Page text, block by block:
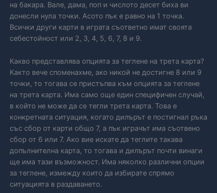
на бакара. Вале, дама, поп и числото десет биха ви
донесли нула точки. Асото пък е равно на 1 точка.
Всички други карти в играта съответно имат своята
себестойност или 2, 3, 4, 5, 6, 7, 8 и 9.
Какво представлява опцията за теглене на трета карта?
Както вече споменахме, ако никой не достигне 8 или 9
точки, то тогава се пристъпва към опцията за теглене
на трета карта. Има само още един специфичен случай,
в който не може да се тегли трета карта. Това е
конкретната ситуация, когато дилърът е постигнал ръка
със сбор от карти общо 7, а пък играчът има съотвено
сбор от 6 или 7. Ако вие искате да теглите такава
допълнителна карта, то тогава и дилърът почти винаги
ще има тази възможност. Има няколко различни опции
за теглене, измежду които да избирате спрямо
ситуацията в раздаването.